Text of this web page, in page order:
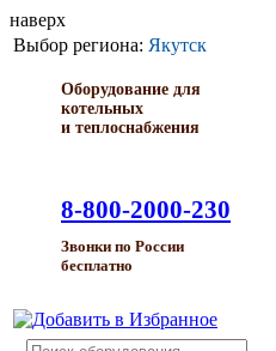
наверх
Выбор региона: Якутск
Оборудование для
котельных
и теплоснабжения
8-800-2000-230
Звонки по России
бесплатно